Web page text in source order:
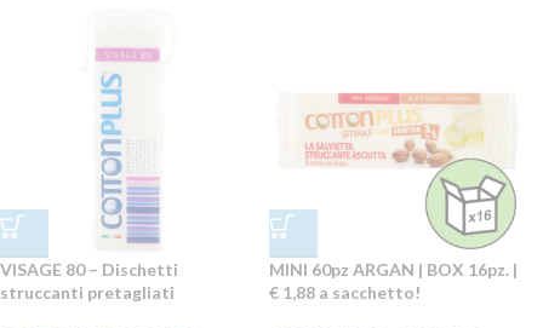
VISAGE 80 – Dischetti
struccanti pretagliati
MINI 60pz ARGAN | BOX 16pz. |
€ 1,88 a sacchetto!